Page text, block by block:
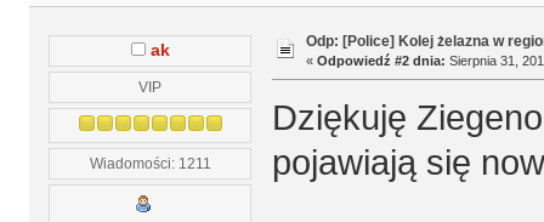
ak
VIP
Wiadomości: 1211
Odp: [Police] Kolej żelazna w
« Odpowiedź #2 dnia: Sierpnia 31,
Dziękuję
pojawiają się